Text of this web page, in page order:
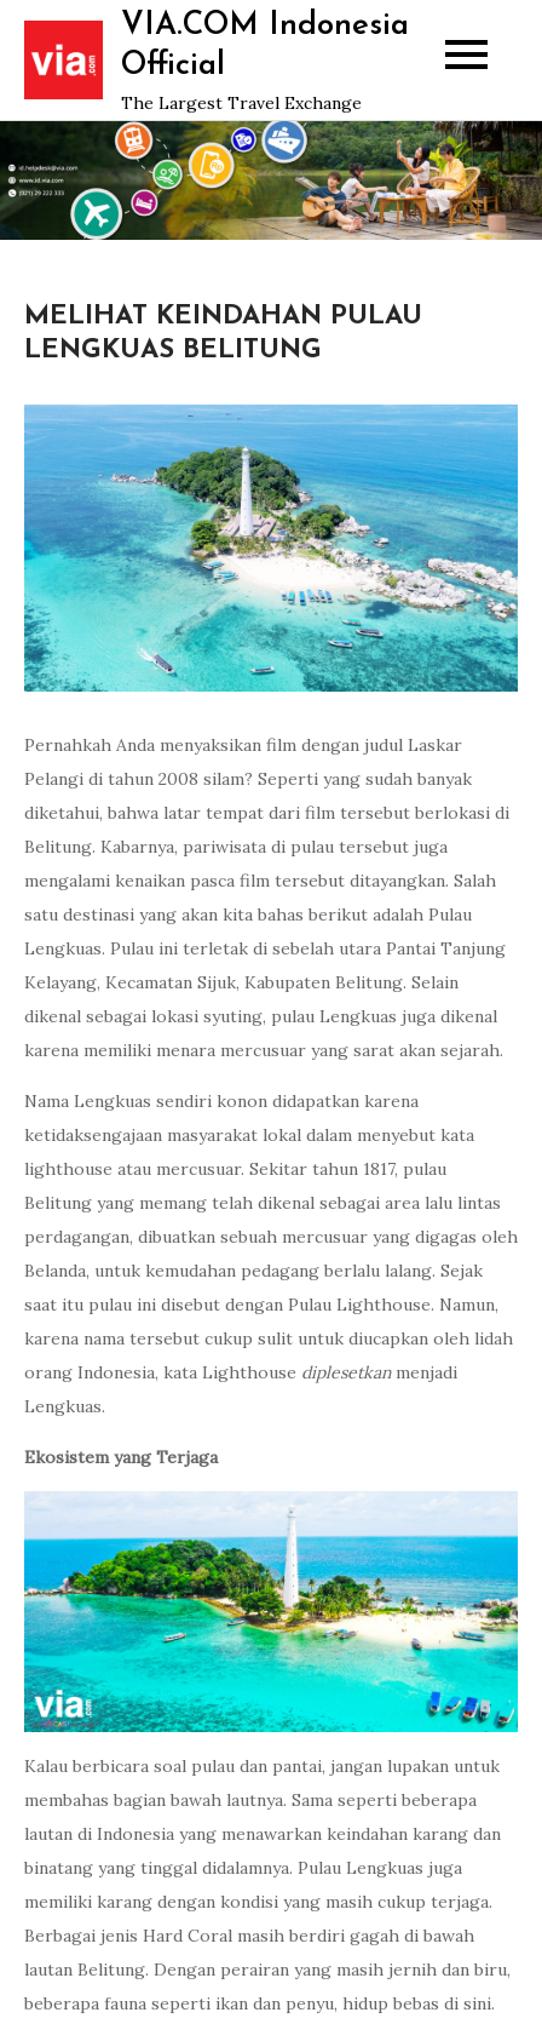
Skip
content
VIA.COM Indonesia
Official
The Largest Travel Exchange
MELIHAT KEINDAHAN PULAU
LENGKUAS BELITUNG
Pernahkah Anda menyaksikan film dengan judul Laskar
Pelangi di tahun 2008 silam? Seperti yang sudah banyak
diketahui, bahwa latar tempat dari film tersebut berlokasi di
Belitung. Kabarnya, pariwisata di pulau tersebut juga
mengalami kenaikan pasca film tersebut ditayangkan. Salah
satu destinasi yang akan kita bahas berikut adalah Pulau
Lengkuas. Pulau ini terletak di sebelah utara Pantai Tanjung
Kelayang, Kecamatan Sijuk, Kabupaten Belitung. Selain
dikenal sebagai lokasi syuting, pulau Lengkuas juga dikenal
karena memiliki menara mercusuar yang sarat akan sejarah.
Nama Lengkuas sendiri konon didapatkan karena
ketidaksengajaan masyarakat lokal dalam menyebut kata
lighthouse atau mercusuar. Sekitar tahun 1817, pulau
Belitung yang memang telah dikenal sebagai area lalu lintas
perdagangan, dibuatkan sebuah mercusuar yang digagas oleh
Belanda, untuk kemudahan pedagang berlalu lalang. Sejak
saat itu pulau ini disebut dengan Pulau Lighthouse. Namun,
karena nama tersebut cukup sulit untuk diucapkan oleh lidah
orang Indonesia, kata Lighthouse diplesetkanmenjadi
Lengkuas.
Ekosistem yang Terjaga
Kalau berbicara soal pulau dan pantai, jangan lupakan untuk
membahas bagian bawah lautnya. Sama seperti beberapa
lautan di Indonesia yang menawarkan keindahan karang dan
binatang yang tinggal didalamnya. Pulau Lengkuas juga
memiliki karang dengan kondisi yang masih cukup terjaga.
Berbagai jenis Hard Coral masih berdiri gagah di bawah
lautan Belitung. Dengan perairan yang masih jernih dan biru,
beberapa fauna seperti ikan dan penyu, hidup bebas di sini.